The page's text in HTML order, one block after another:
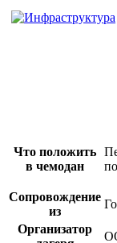
Что положить
в чемодан
Сопровождение
из
Организатор